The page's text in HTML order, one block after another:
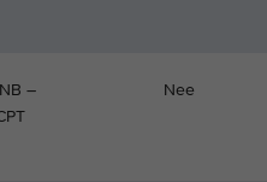
–
Nee